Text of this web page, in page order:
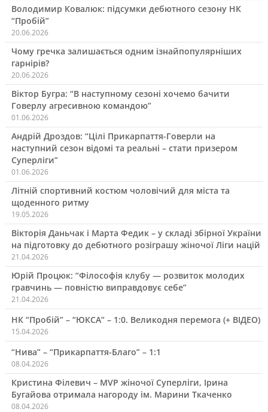
Володимир Ковалюк: підсумки дебютного сезону НК
“Пробій”
20.06.2026
Чому гречка залишається одним ізнайпопулярніших
гарнірів?
20.06.2026
Віктор Бугра: “В наступному сезоні хочемо бачити
Говерлу агресивною командою”
01.06.2026
Андрій Дроздов: “Цілі Прикарпаття-Говерли на
наступний сезон відомі та реальні – стати призером
Суперліги”
01.06.2026
Літній спортивний костюм чоловічий для міста та
щоденного ритму
19.05.2026
Вікторія Даньчак і Марта Федик – у складі збірної України
на підготовку до дебютного розіграшу жіночої Ліги націй
21.04.2026
Юрій Процюк: “Філософія клубу — розвиток молодих
гравчинь — повністю виправдовує себе”
21.04.2026
НК “Пробій” – “ЮКСА” – 1:0. Великодня перемога (+ ВІДЕО)
15.04.2026
“Нива” – “Прикарпаття-Благо” – 1:1
08.04.2026
Кристина Філевич – MVP жіночої Суперліги, Ірина
Бугайова отримала нагороду ім. Марини Ткаченко
08.04.2026